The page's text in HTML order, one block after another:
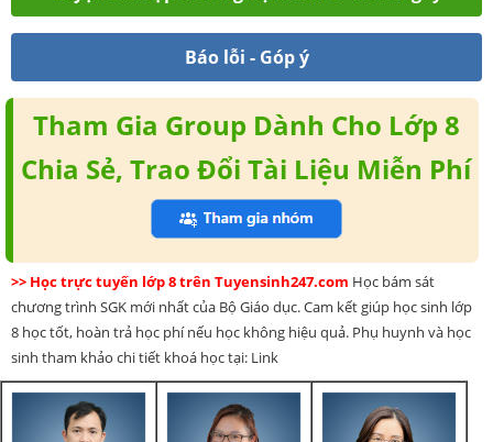
Báo lỗi - Góp ý
Tham Gia Group Dành Cho Lớp 8
Chia Sẻ, Trao Đổi Tài Liệu Miễn Phí
>> Học trực tuyến lớp 8 trên Tuyensinh247.com Học bám sát
chương trình SGK mới nhất của Bộ Giáo dục. Cam kết giúp học sinh lớp
8 học tốt, hoàn trả học phí nếu học không hiệu quả. Phụ huynh và học
sinh tham khảo chi tiết khoá học tại: Link